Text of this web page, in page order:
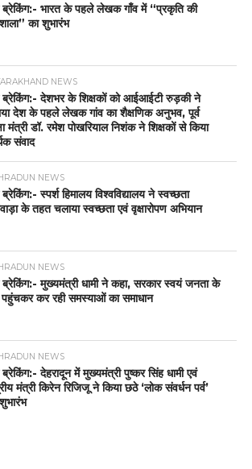
ब्रेकिंग:- भारत के पहले लेखक गाँव में “प्रकृति की
का शुभारंभ
NEWS
ब्रेकिंग:- देशभर के शिक्षकों को आईआईटी रुड़की ने
देश के पहले लेखक गांव का शैक्षणिक अनुभव, पूर्व
मंत्री डॉ. रमेश पोखरियाल निशंक ने शिक्षकों से किया
संवाद
NEWS
ब्रेकिंग:- स्पर्श हिमालय विश्वविद्यालय ने स्वच्छता
के तहत चलाया स्वच्छता एवं वृक्षारोपण अभियान
NEWS
ब्रेकिंग:- मुख्यमंत्री धामी ने कहा, सरकार स्वयं जनता के
पहुंचकर कर रही समस्याओं का समाधान
NEWS
ब्रेकिंग:- देहरादून में मुख्यमंत्री पुष्कर सिंह धामी एवं
मंत्री किरेन रिजिजू ने किया छठे ‘लोक संवर्धन पर्व’